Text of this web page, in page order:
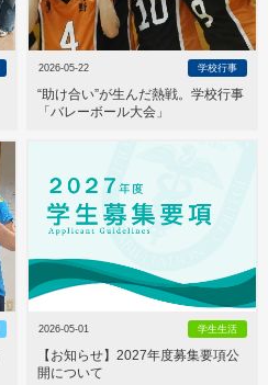
2026-05-22 学校行事
“助け合い”が生んだ熱戦。学校行事
「バレーボール大会」
2026-05-01 学生生活
【お知らせ】2027年度募集要項公
開について